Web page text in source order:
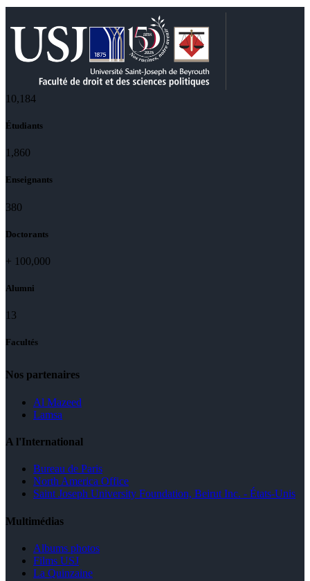
10,801
Étudiants
1,973
Enseignants
403
Doctorants
+ 100,000
Alumni
13
Facultés
Nos partenaires
Al Mazeed
Lamsa
A l'International
Bureau de Paris
North America Office
Saint Joseph University Foundation, Beirut Inc. - États-Unis
Multimédias
Albums photos
Films USJ
La Quinzaine